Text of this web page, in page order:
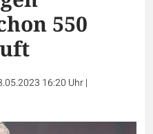
550
16:20 Uhr|